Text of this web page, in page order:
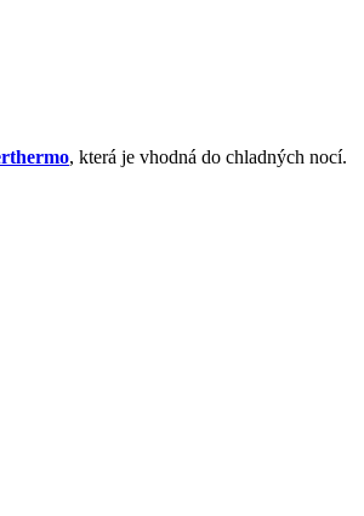
, která je vhodná do chladných nocí.